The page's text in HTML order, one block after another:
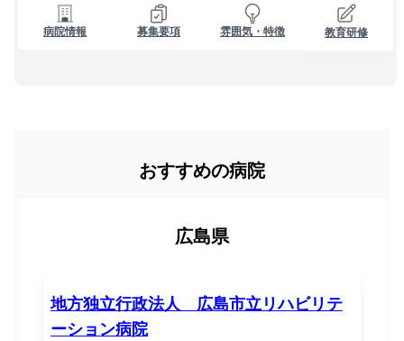
病院情報 募集要項 雰囲気・特徴 教育研修
おすすめの病院
広島県
地方独立行政法人 広島市立リハビリテ
ーション病院